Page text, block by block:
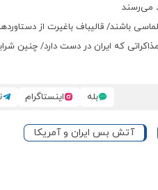
می‌رسند
باشند/ قالیباف باغیرت از
مذاکراتی که ایران در دست دارد/
بله اینستاگرام
آتش بس ایران و آمریکا